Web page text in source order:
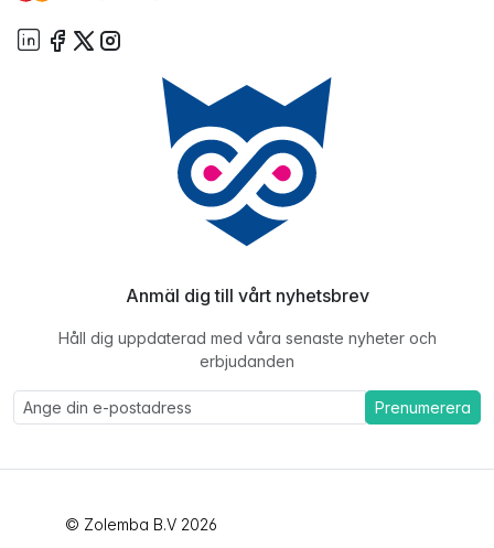
Anmäl dig till vårt nyhetsbrev
Håll dig uppdaterad med våra senaste nyheter och
erbjudanden
Prenumerera
© Zolemba B.V 2026